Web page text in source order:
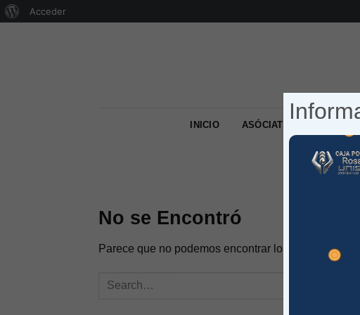
Acerca
Acceder
INICIO ASÓCIATE
No se Encontró
Parece que no podemos encontrar lo que busca.